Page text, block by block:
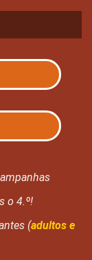
o 4.º!
(adultos e